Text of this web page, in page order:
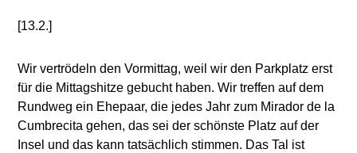
[13.2.]
Wir vertrödeln den Vormittag, weil wir den Parkplatz erst
für die Mittagshitze gebucht haben. Wir treffen auf dem
Rundweg ein Ehepaar, die jedes Jahr zum Mirador de la
Cumbrecita gehen, das sei der schönste Platz auf der
Insel und das kann tatsächlich stimmen. Das Tal ist